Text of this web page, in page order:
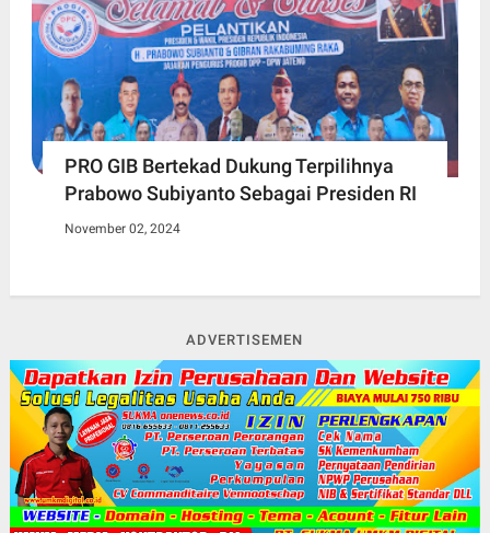
PRO GIB Bertekad Dukung Terpilihnya
Prabowo Subiyanto Sebagai Presiden RI
November 02, 2024
ADVERTISEMEN